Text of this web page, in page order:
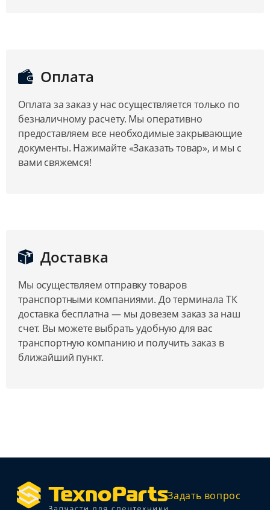
Оплата
Оплата за заказ у нас осуществляется только по
безналичному расчету. Мы оперативно
предоставляем все необходимые закрывающие
документы. Нажимайте «Заказать товар», и мы с
вами свяжемся!
Доставка
Мы осуществляем отправку товаров
транспортными компаниями. До терминала ТК
доставка бесплатна — мы довезем заказ за наш
счет. Вы можете выбрать удобную для вас
транспортную компанию и получить заказ в
ближайший пункт.
Задать вопрос